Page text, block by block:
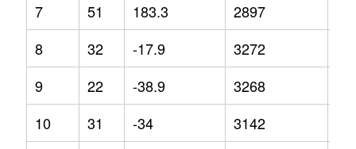
7
51 183.3 2897
8
32 -17.9 3272
9
22 -38.9 3268
10
31 -34 3142